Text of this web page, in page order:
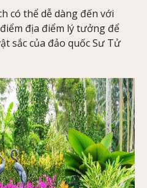
có thể dễ dàng đến với
địa điểm lý tưởng để
sắc của đảo quốc Sư Tử